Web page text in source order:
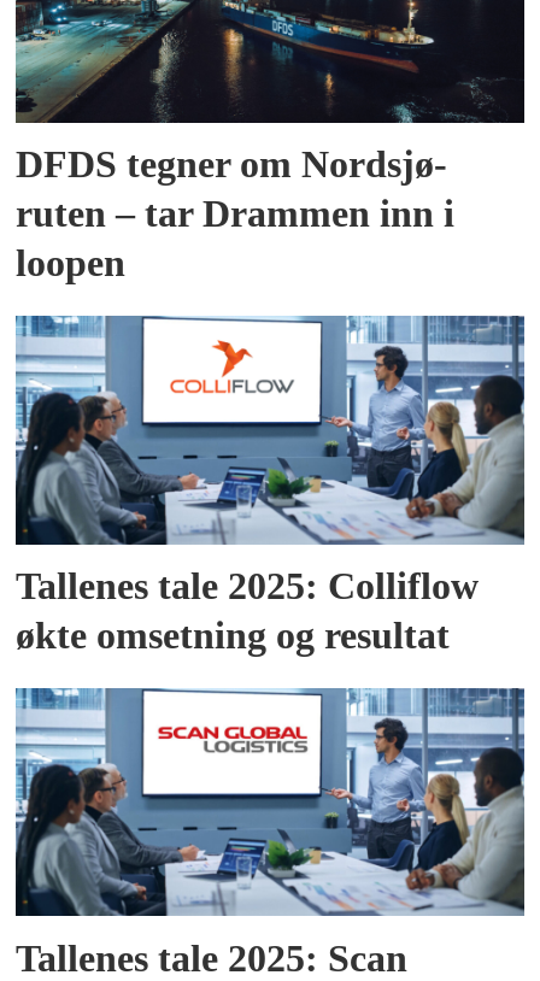
DFDS tegner om Nordsjø-
ruten – tar Drammen inn i
loopen
Tallenes tale 2025: Colliflow
økte omsetning og resultat
Tallenes tale 2025: Scan